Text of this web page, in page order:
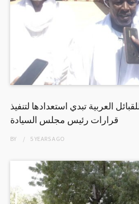
العربية تبدي استعدادها لتنفيذ
قرارات رئيس مجلس السيادة
BY 5 YEARSAGO